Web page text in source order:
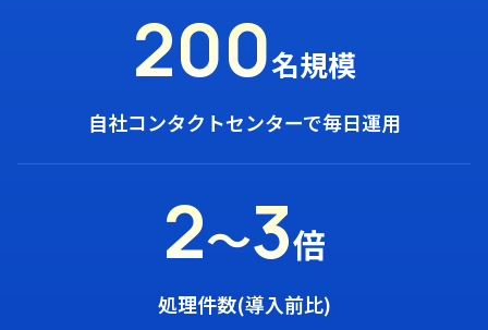
200名規模
自社コンタクトセンターで毎日運用
2〜3倍
処理件数(導入前比)